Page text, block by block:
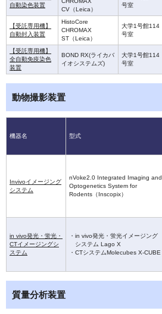
自動染色装置
CV（Leica）
号室
【受託専用機】
自動封入装置
HistoCore
CHROMAX
ST（Leica）
大学1号館114
号室
【受託専用機】
全自動免疫染色
装置
BOND RX(ライカバ
イオシステムズ)
大学1号館114
号室
動物撮影装置
機器名 型式
Invivoイメージング
システム
nVoke2.0 Integrated Imaging and
Optogenetics System for
Rodents（Inscopix）
in vivo発光・蛍光・
CTイメージングシ
ステム
・in vivo発光・蛍光イメージング
システム Lago X
・CTシステムMolecubes X-CUBE
質量分析装置